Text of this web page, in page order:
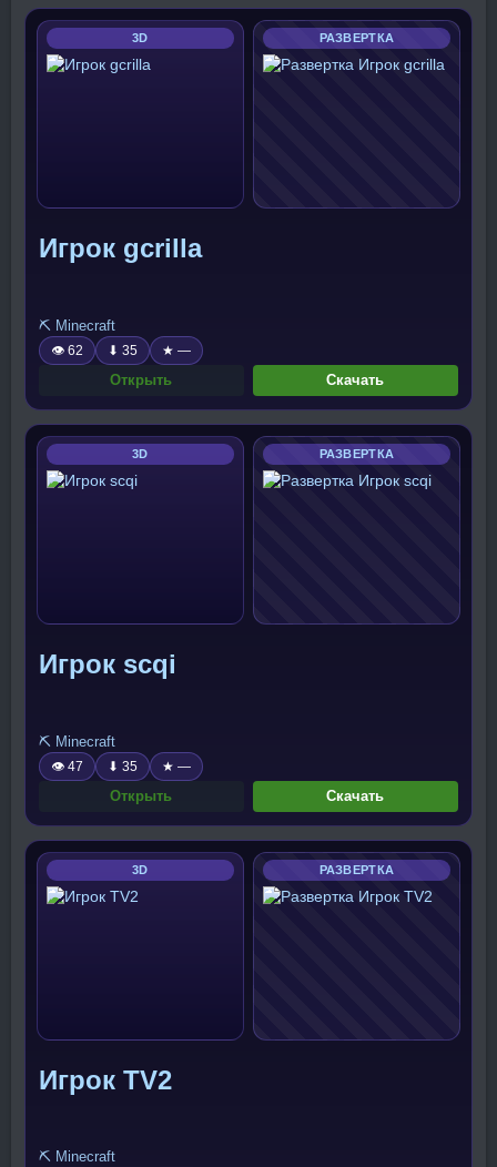
3D РАЗВЕРТКА
Игрок gcrilla
⛏️ Minecraft
👁 62 ⬇ 35 ★ —
Открыть Скачать
3D РАЗВЕРТКА
Игрок scqi
⛏️ Minecraft
👁 47 ⬇ 35 ★ —
Открыть Скачать
3D РАЗВЕРТКА
Игрок TV2
⛏️ Minecraft